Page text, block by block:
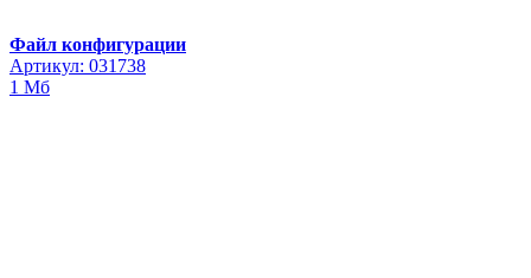
Файл конфигурации
Артикул: 031738
1 Мб